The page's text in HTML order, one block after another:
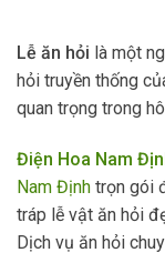
Lễ ăn hỏi là một
hỏi truyền thống
quan trọng trong
Điện Hoa Nam
Nam Định trọn gói
tráp lễ vật ăn hỏi
Dịch vụ ăn hỏi